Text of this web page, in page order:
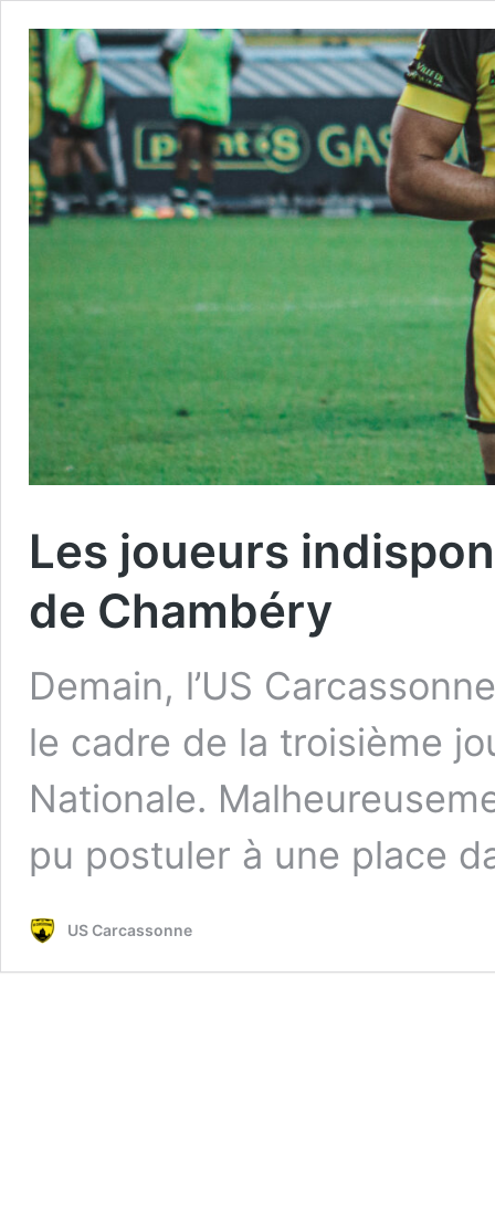
Les joueurs
de Chambéry
Demain, l’US
le cadre de la troisième
Nationale.
pu postuler à une place
US Carcassonne